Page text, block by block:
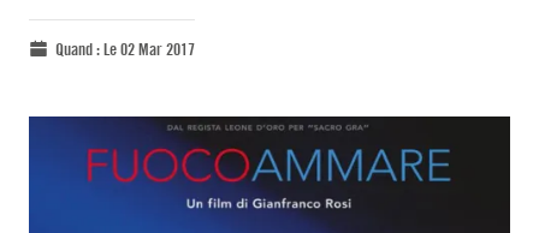
Quand :Le 02 Mar 2017